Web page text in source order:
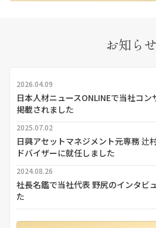
お知らせ
2026.04.09
日本人材ニュースONLINEで当社コ
掲載されました
2025.07.02
日興アセットマネジメント元専務 辻
ドバイザーに就任しました
2024.08.26
社長名鑑で当社代表 野尻のインタビ
た